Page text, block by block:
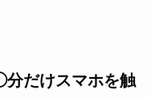
だけスマホを触